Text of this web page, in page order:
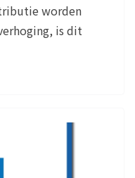
worden
is dit